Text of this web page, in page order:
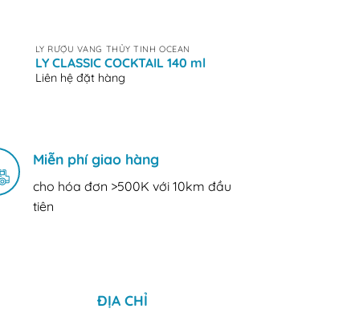
LY RƯỢU VANG THỦY TINH OCEAN
LY CLASSIC COCKTAIL 140 ml
Liên hệ đặt hàng
Miễn phí giao hàng
cho hóa đơn >500K với 10km đầu
tiên
ĐỊA CHỈ